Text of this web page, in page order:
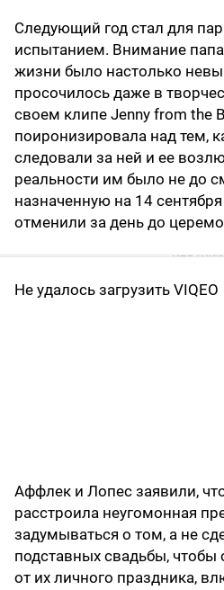
Следующий год стал для
испытанием. Внимание
жизни было настолько
просочилось даже в
своем клипе Jenny from the
поиронизировала над тем,
следовали за ней и ее
реальности им было не до
назначенную на 14
отменили за день до
Не удалось загрузить VIQEO
Аффлек и Лопес заявили,
расстроила неугомонная
задумываться о том, а не
подставных свадьбы, чтобы
от их личного праздника,